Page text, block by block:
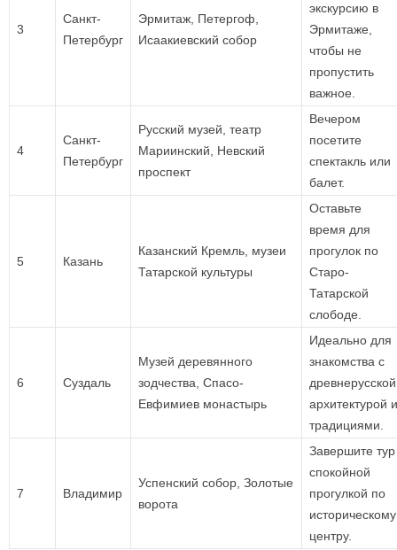
3
Санкт-
Петербург
Эрмитаж, Петергоф,
Исаакиевский собор
экскурсию в
Эрмитаже,
чтобы не
пропустить
важное.
4
Санкт-
Петербург
Русский музей, театр
Мариинский, Невский
проспект
Вечером
посетите
спектакль или
балет.
5 Казань
Казанский Кремль, музеи
Татарской культуры
Оставьте
время для
прогулок по
Старо-
Татарской
слободе.
6 Суздаль
Музей деревянного
зодчества, Спасо-
Евфимиев монастырь
Идеально для
знакомства с
древнерусской
архитектурой и
традициями.
7 Владимир
Успенский собор, Золотые
ворота
Завершите тур
спокойной
прогулкой по
историческому
центру.